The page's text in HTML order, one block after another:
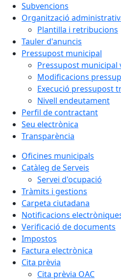
Subvencions
Organització
Plantilla i retribucions
Tauler d'anuncis
Pressupost municipal
Pressupost municipal
Modificacions
Execució pressupost
Nivell endeutament
Perfil de contractant
Seu electrònica
Transparència
Oficines municipals
Catàleg de Serveis
Servei d'ocupació
Tràmits i gestions
Carpeta ciutadana
Notificacions
Verificació de documents
Impostos
Factura electrònica
Cita prèvia
Cita prèvia OAC